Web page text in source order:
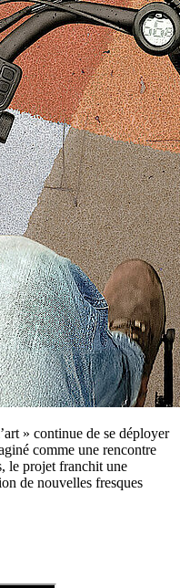
» continue de se déployer
comme une rencontre
le projet franchit une
de nouvelles fresques